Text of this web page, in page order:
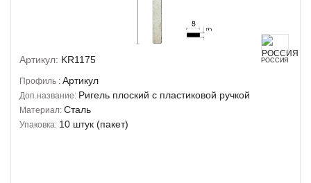
Артикул: KR1175 РОССИЯ
Профиль : Артикул
Доп.название: Ригель плоский с пластиковой ручкой
Материал: Сталь
Упаковка: 10 штук (пакет)